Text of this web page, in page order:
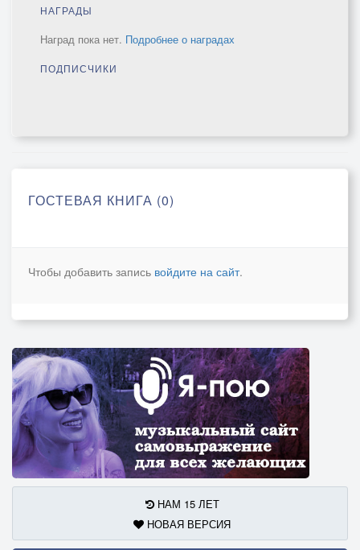
НАГРАДЫ
Наград пока нет. Подробнее о наградах
ПОДПИСЧИКИ
ГОСТЕВАЯ КНИГА (0)
Чтобы добавить запись войдите на сайт.
НАМ 15 ЛЕТ
НОВАЯ ВЕРСИЯ